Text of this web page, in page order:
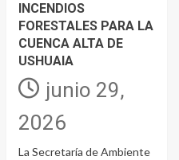
INCENDIOS
FORESTALES PARA LA
CUENCA ALTA DE
USHUAIA
junio 29,
2026
La Secretaría de Ambiente